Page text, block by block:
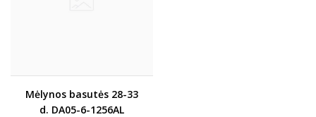
Mėlynos basutės 28-33
d. DA05-6-1256AL